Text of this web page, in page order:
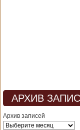
чтобы власти
полностью
закрыли границу с
материковым
Китаем, что
АРХИВ
Архив записей